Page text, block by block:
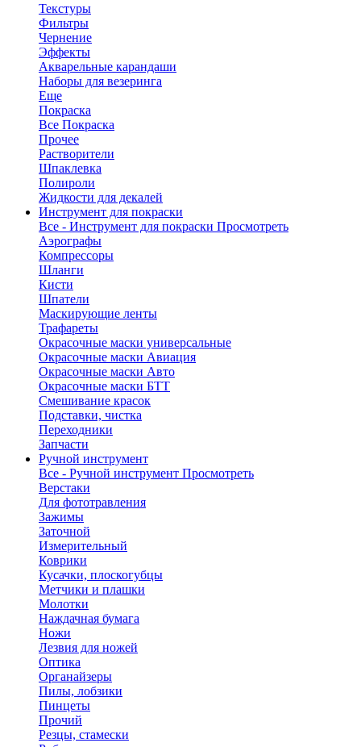
Текстуры
Фильтры
Чернение
Эффекты
Акварельные карандаши
Наборы для везеринга
Еще
Покраска
Все Покраска
Прочее
Растворители
Шпаклевка
Полироли
Жидкости для декалей
Инструмент для покраски
Все - Инструмент для покраски Просмотреть
Аэрографы
Компрессоры
Шланги
Кисти
Шпатели
Маскирующие ленты
Трафареты
Окрасочные маски универсальные
Окрасочные маски Авиация
Окрасочные маски Авто
Окрасочные маски БТТ
Смешивание красок
Подставки, чистка
Переходники
Запчасти
Ручной инструмент
Все - Ручной инструмент Просмотреть
Верстаки
Для фототравления
Зажимы
Заточной
Измерительный
Коврики
Кусачки, плоскогубцы
Метчики и плашки
Молотки
Наждачная бумага
Ножи
Лезвия для ножей
Оптика
Органайзеры
Пилы, лобзики
Пинцеты
Прочий
Резцы, стамески